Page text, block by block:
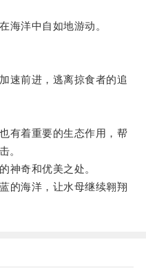
洋中自如地游动。
前进，逃离掠食者的追
着重要的生态作用，帮
。
奇和优美之处。
海洋，让水母继续翱翔